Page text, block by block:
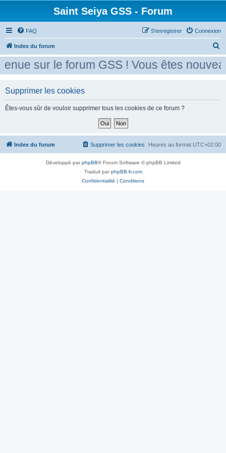
Saint Seiya GSS - Forum
FAQ Connexion
S’enregistrer
Index du forum
e
c
e
r
sur le forum GSS ! Vous êtes
Supprimer les cookies
Êtes-vous sûr de vouloir supprimer tous les cookies de ce forum ?
Index du forum Heures au format UTC+02:00
Supprimer les cookies
Développé parphpBB® Forum Software © phpBB Limited
Traduit parphpBB-fr.com
Confidentialité | Conditions